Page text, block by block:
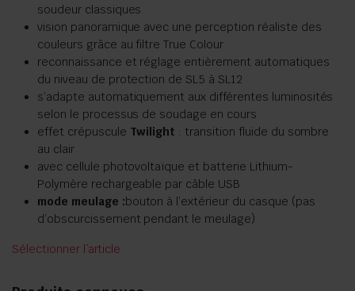
soudeur classiques
vision panoramique avec une perception réaliste des
couleurs grâce au filtre True Colour
reconnaissance et réglage entièrement automatiques
du niveau de protection de SL5 à SL12
s’adapte automatiquement aux différentes luminosités
selon le processus de soudage en cours
effet crépuscule Twilight : transition fluide du sombre
au clair
avec cellule photovoltaïque et batterie Lithium-
Polymère rechargeable par câble USB
mode meulage :bouton à l’extérieur du casque (pas
d’obscurcissement pendant le meulage)
Sélectionner l´article